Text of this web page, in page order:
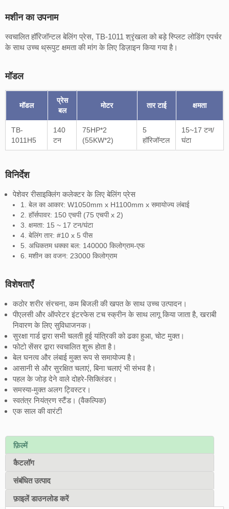
मशीन का उपनाम
स्वचालित हॉरिजॉन्टल बेलिंग प्रेस, TB-1011 श्रृंखला को बड़े स्प्लिट लोडिंग एपर्चर
के साथ उच्च थ्रूपुट क्षमता की मांग के लिए डिज़ाइन किया गया है।
मॉडल
मॉडल
प्रेस
बल
मोटर तार टाई क्षमता
TB-
1011H5
140
टन
75HP*2
(55KW*2)
5
हॉरिजॉन्टल
15~17 टन/
घंटा
विनिर्देश
पेशेवर रीसाइक्लिंग कलेक्टर के लिए बेलिंग प्रेस
1. बेल का आकार: W1050mm x H1100mm x समायोज्य लंबाई
2. हॉर्सपावर: 150 एचपी (75 एचपी x 2)
3. क्षमता: 15 ~ 17 टन/घंटा
4. बेलिंग तार: #10 x 5 पीस
5. अधिकतम धक्का बल: 140000 किलोग्राम-एफ
6. मशीन का वजन: 23000 किलोग्राम
विशेषताएँ
कठोर शरीर संरचना, कम बिजली की खपत के साथ उच्च उत्पादन।
पीएलसी और ऑपरेटर इंटरफेस टच स्क्रीन के साथ लागू किया जाता है, खराबी
निवारण के लिए सुविधाजनक।
सुरक्षा गार्ड द्वारा सभी चलती हुई यांत्रिकी को ढका हुआ, चोट मुक्त।
फोटो सेंसर द्वारा स्वचालित शुरू होता है।
बेल घनत्व और लंबाई मुक्त रूप से समायोज्य है।
आसानी से और सुरक्षित चलाएं, बिना चलाएं भी संभव है।
पहल के जोड़ देने वाले दोहरे-सिक्लिंडर।
समस्या-मुक्त अलग ट्विस्टर।
स्वतंत्र नियंत्रण स्टैंड। (वैकल्पिक)
एक साल की वारंटी
फ़िल्में
कैटलॉग
संबंधित उत्पाद
फ़ाइलें डाउनलोड करें